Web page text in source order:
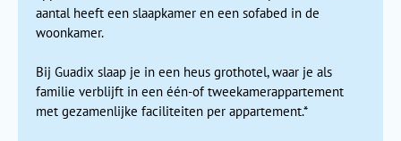
aantal heeft een slaapkamer en een sofabed in de
woonkamer.
Bij Guadix slaap je in een heus grothotel, waar je als
familie verblijft in een één-of tweekamerappartement
met gezamenlijke faciliteiten per appartement.*